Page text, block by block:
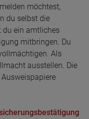
möchtest,
du selbst die
ein amtliches
mitbringen. Du
Als
ausstellen. Die